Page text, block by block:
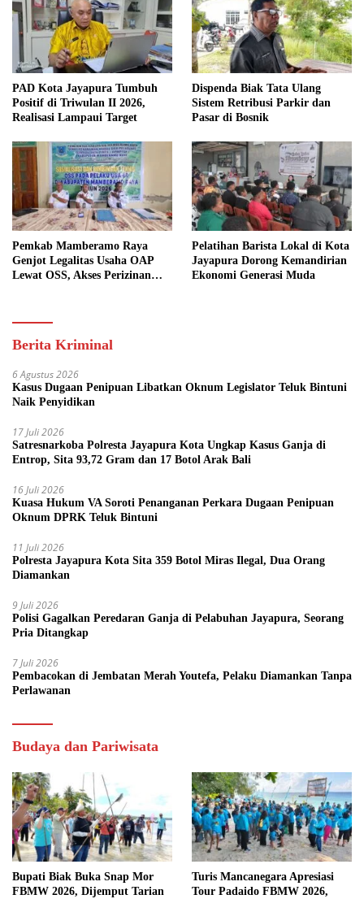
PAD Kota Jayapura Tumbuh
Positif di Triwulan II 2026,
Realisasi Lampaui Target
Dispenda Biak Tata Ulang
Sistem Retribusi Parkir dan
Pasar di Bosnik
Pemkab Mamberamo Raya
Genjot Legalitas Usaha OAP
Lewat OSS, Akses Perizinan
Pelatihan Barista Lokal di Kota
Jayapura Dorong Kemandirian
Ekonomi Generasi Muda
Berita Kriminal
6 Agustus 2026
Kasus Dugaan Penipuan Libatkan Oknum Legislator Teluk Bintuni
Naik Penyidikan
17 Juli 2026
Satresnarkoba Polresta Jayapura Kota Ungkap Kasus Ganja di
Entrop, Sita 93,72 Gram dan 17 Botol Arak Bali
16 Juli 2026
Kuasa Hukum VA Soroti Penanganan Perkara Dugaan Penipuan
Oknum DPRK Teluk Bintuni
11 Juli 2026
Polresta Jayapura Kota Sita 359 Botol Miras Ilegal, Dua Orang
Diamankan
9 Juli 2026
Polisi Gagalkan Peredaran Ganja di Pelabuhan Jayapura, Seorang
Pria Ditangkap
7 Juli 2026
Pembacokan di Jembatan Merah Youtefa, Pelaku Diamankan Tanpa
Perlawanan
Budaya dan Pariwisata
Bupati Biak Buka Snap Mor
FBMW 2026, Dijemput Tarian
Turis Mancanegara Apresiasi
Tour Padaido FBMW 2026,